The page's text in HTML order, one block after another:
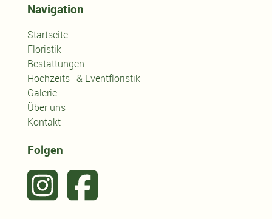
Navigation
Startseite
Floristik
Bestattungen
Hochzeits- & Eventfloristik
Galerie
Über uns
Kontakt
Folgen